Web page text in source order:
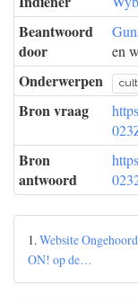
Beantwoord
door
en
Onderwerpen
Bron vraag
Bron
antwoord
1.Website
ON! op de…